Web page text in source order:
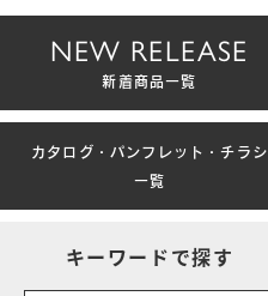
NEW RELEASE
新着商品一覧
カタログ・パンフレット・チラシ
一覧
キーワードで探す